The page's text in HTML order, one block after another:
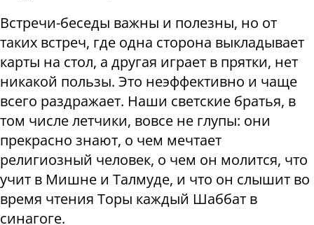
Встречи-беседы важны и полезны, но от
таких встреч, где одна сторона выкладывает
карты на стол, а другая играет в прятки, нет
никакой пользы. Это неэффективно и чаще
всего раздражает. Наши светские братья, в
том числе летчики, вовсе не глупы: они
прекрасно знают, о чем мечтает
религиозный человек, о чем он молится, что
учит в Мишне и Талмуде, и что он слышит во
время чтения Торы каждый Шаббат в
синагоге.